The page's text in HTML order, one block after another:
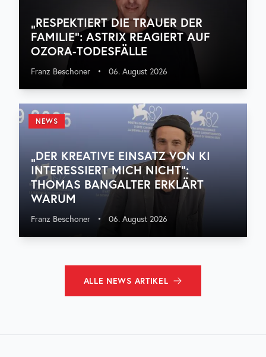
„RESPEKTIERT DIE TRAUER DER
FAMILIE“: ASTRIX REAGIERT AUF
OZORA-TODESFÄLLE
Franz Beschoner • 06. August 2026
NEWS
„DER KREATIVE EINSATZ VON KI
INTERESSIERT MICH NICHT“:
THOMAS BANGALTER ERKLÄRT
WARUM
Franz Beschoner • 06. August 2026
ALLE NEWS ARTIKEL